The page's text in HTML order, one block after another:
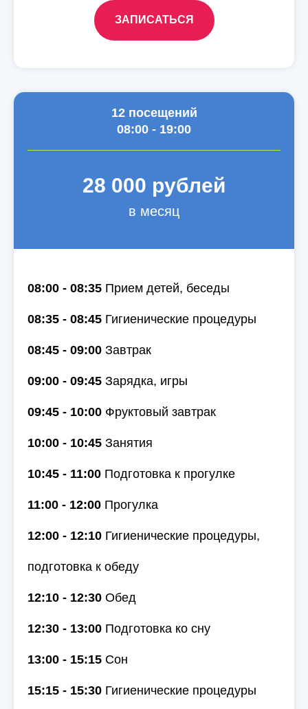
ЗАПИСАТЬСЯ
12 посещений
08:00 - 19:00
28 000 рублей
в месяц
08:00 - 08:35 Прием детей, беседы
08:35 - 08:45 Гигиенические процедуры
08:45 - 09:00 Завтрак
09:00 - 09:45 Зарядка, игры
09:45 - 10:00 Фруктовый завтрак
10:00 - 10:45 Занятия
10:45 - 11:00 Подготовка к прогулке
11:00 - 12:00 Прогулка
12:00 - 12:10 Гигиенические процедуры,
подготовка к обеду
12:10 - 12:30 Обед
12:30 - 13:00 Подготовка ко сну
13:00 - 15:15 Сон
15:15 - 15:30 Гигиенические процедуры